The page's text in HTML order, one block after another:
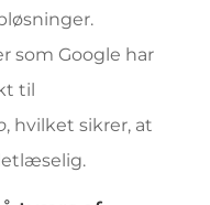
som Google har
til
, hvilket sikrer, at